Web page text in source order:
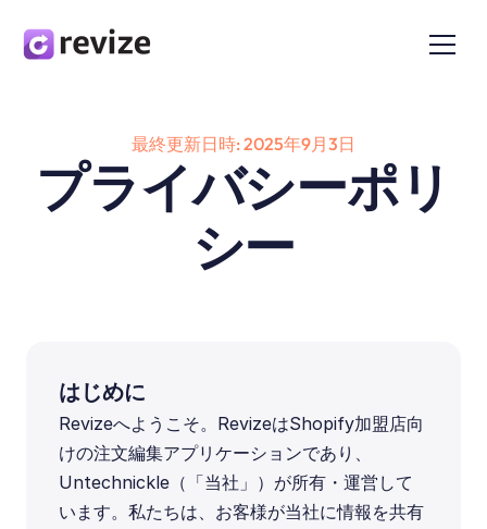
最終更新日時: 2025年9月3日
プライバシーポリ
シー
はじめに
Revizeへようこそ。RevizeはShopify加盟店向
けの注文編集アプリケーションであり、
Untechnickle（「当社」）が所有・運営して
います。私たちは、お客様が当社に情報を共有